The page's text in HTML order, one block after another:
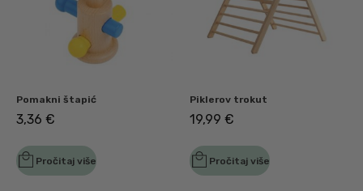
Pomakni štapić
3,36€
Pročitaj više
Piklerov trokut
19,99€
Pročitaj više